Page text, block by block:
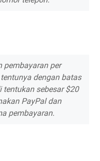
pembayaran per
dengan batas
sebesar $20
PayPal dan
pembayaran.